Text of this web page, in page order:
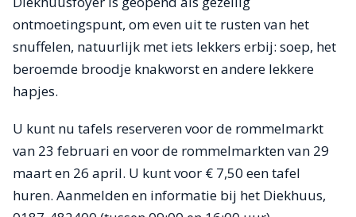
ontmoetingspunt, om even uit te rusten van het
snuffelen, natuurlijk met iets lekkers erbij: soep, het
beroemde broodje knakworst en andere lekkere
hapjes.
U kunt nu tafels reserveren voor de rommelmarkt
van 23 februari en voor de rommelmarkten van 29
maart en 26 april. U kunt voor € 7,50 een tafel
huren. Aanmelden en informatie bij het Diekhuus,